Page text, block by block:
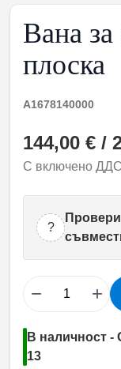
Вана
плоска
A1678140000
144,00 € /
С включено ДДС
?
Провери
− +
В наличност -
13